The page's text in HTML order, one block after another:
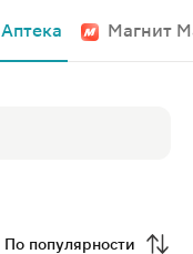
Аптека Магнит
По популярности